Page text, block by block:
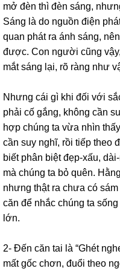
mở đèn thì đèn sáng,
Sáng là do nguồn điện
quan phát ra ánh sáng,
được. Con người cũng
mắt sáng lại, rõ ràng như
Nhưng cái gì khi đối với
phải cố gắng, không cần
hợp chúng ta vừa nhìn
cần suy nghĩ, rồi tiếp theo
biết phân biệt đẹp-xấu,
mà chúng ta bỏ quên.
nhưng thật ra chưa có
căn để nhắc chúng ta
lớn.
2- Đến căn tai là “Ghét
mất gốc chơn, đuổi theo